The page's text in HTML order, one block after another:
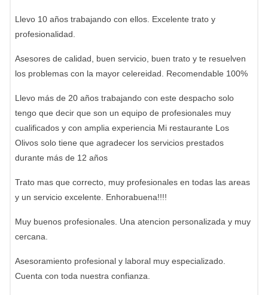
Llevo 10 años trabajando con ellos. Excelente trato y
profesionalidad.
Asesores de calidad, buen servicio, buen trato y te resuelven
los problemas con la mayor celereidad. Recomendable 100%
Llevo más de 20 años trabajando con este despacho solo
tengo que decir que son un equipo de profesionales muy
cualificados y con amplia experiencia Mi restaurante Los
Olivos solo tiene que agradecer los servicios prestados
durante más de 12 años
Trato mas que correcto, muy profesionales en todas las areas
y un servicio excelente. Enhorabuena!!!!
Muy buenos profesionales. Una atencion personalizada y muy
cercana.
Asesoramiento profesional y laboral muy especializado.
Cuenta con toda nuestra confianza.